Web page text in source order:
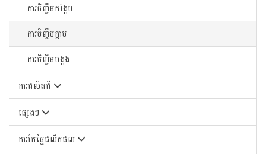
ការចិញ្ចឹមកង្កែប
ការចិញ្ចឹមក្តាម
ការចិញ្ចឹមបង្កង
ការផលិតជី
ផ្សេងៗ
ការកែច្នៃផលិតផល